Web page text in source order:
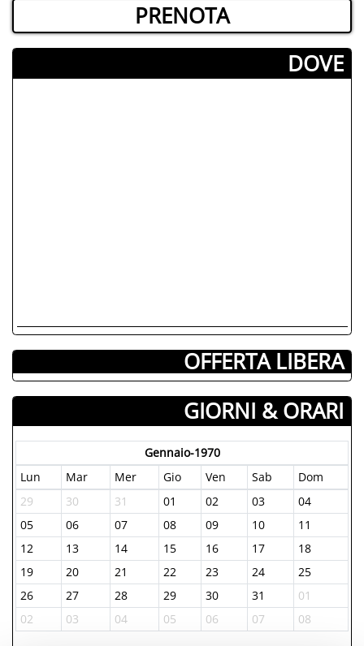
PRENOTA
­DOVE
OFFERTA LIBERA
GIORNI & ORARI
Gennaio-1970
Lun
Mar Mer Gio Ven Sab
Dom
29
30 31 01 02 03
04
05
06 07 08 09 10
11
12
13 14 15 16 17
18
19
20 21 22 23 24
25
26
27 28 29 30 31
01
02
03 04 05 06 07 08